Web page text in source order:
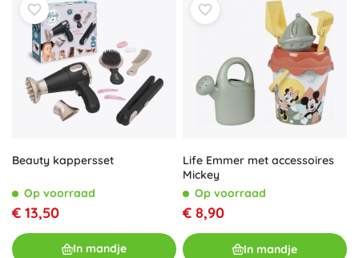
Beauty kappersset
Op voorraad
€ 13,50
In mandje
Life Emmer met accessoires
Mickey
Op voorraad
€ 8,90
In mandje